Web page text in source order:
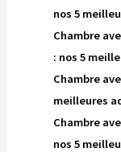
nos 5
Chambre
: nos 5
Chambre
meilleures
Chambre
nos 5